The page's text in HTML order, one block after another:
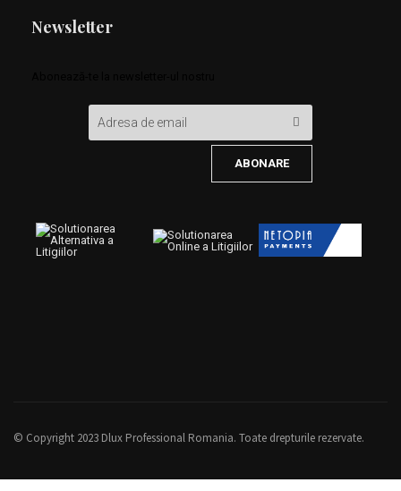
Newsletter
© Copyright 2023 Dlux Professional Romania. Toate drepturile rezervate.